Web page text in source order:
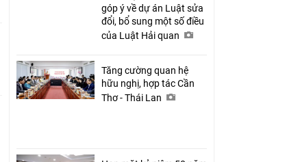
góp ý về dự án Luật sửa
đổi, bổ sung một số điều
của Luật Hải quan
Tăng cường quan hệ
hữu nghị, hợp tác Cần
Thơ - Thái Lan